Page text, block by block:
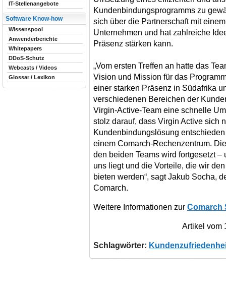
Kundenbindungsprogramms zu
sich über die Partnerschaft mit
Unternehmen und hat zahlreiche
Präsenz stärken kann.
„Vom ersten Treffen an hatte das
Vision und Mission für das
einer starken Präsenz in Südafrika
verschiedenen Bereichen der
Virgin-Active-Team eine schnelle
stolz darauf, dass Virgin Active sich
Kundenbindungslösung
einem Comarch-Rechenzentrum.
den beiden Teams wird fortgesetzt
uns liegt und die Vorteile, die wir
bieten werden“, sagt Jakub Socha,
Comarch.
Weitere Informationen zur Comarch
Artikel vom
Schlagwörter:
IT-Stellenangebote
Software Know-how
Wissenspool
Anwenderberichte
Whitepapers
DDoS-Schutz
Webcasts / Videos
Glossar / Lexikon